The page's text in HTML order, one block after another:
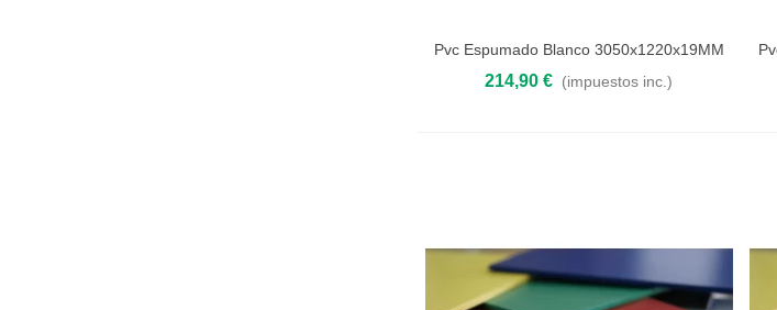
Añadir al carrito
Pvc Espumado Blanco 3050x1220x19MM
214,90 € (impuestos inc.)